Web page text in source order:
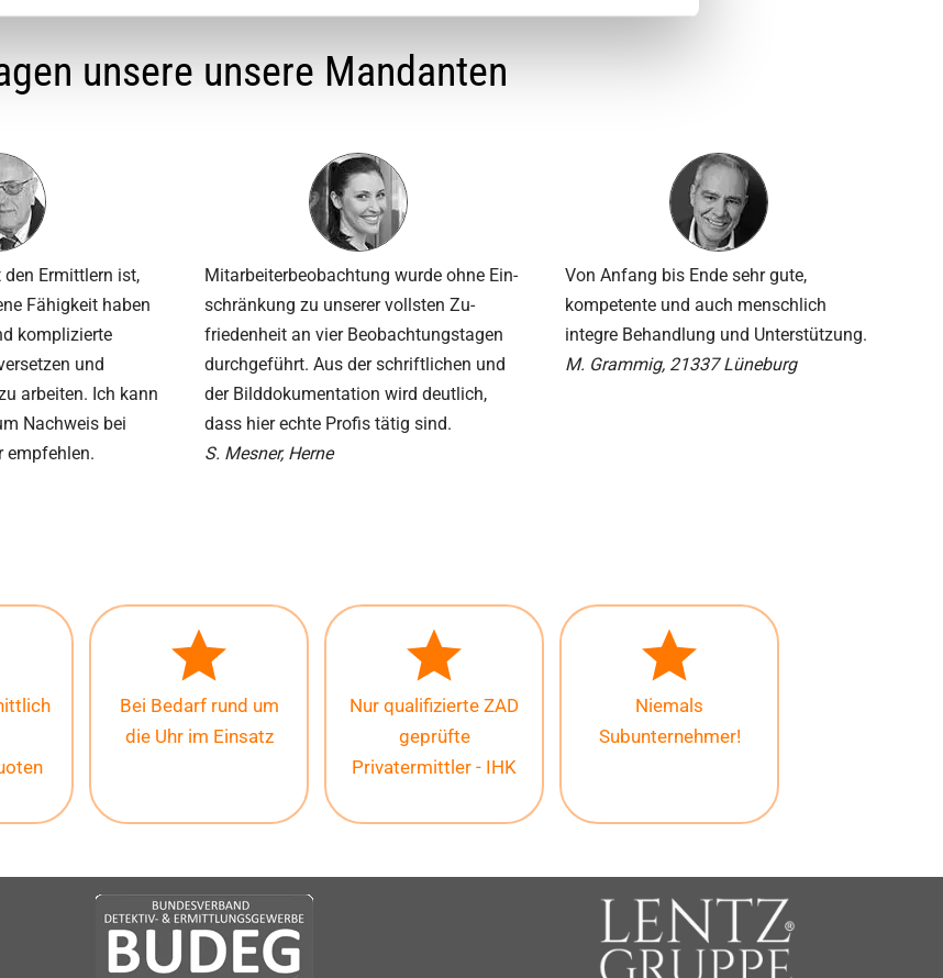
unsere unsere Mandanten
Ermittlern ist,
Fähigkeit haben
komplizierte
und
arbeiten. Ich kann
Nachweis bei
empfehlen.
Mitarbeiter­beobachtung wurde ohne Ein­
schränkung zu unserer vollsten Zu­
frieden­heit an vier Be­obachtungs­tagen
durchgeführt. Aus der schriftlichen und
der Bild­doku­men­tation wird deutlich,
dass hier echte Profis tätig sind.
S. Mesner, Herne
Von Anfang bis Ende sehr gute,
kompetente und auch menschlich
integre Behandlung und Unterstützung.
M. Grammig, 21337 Lüneburg
Bei Bedarf rund um
die Uhr im Einsatz
Nur qualifizierte ZAD
geprüfte
Privatermittler - IHK
Niemals
Subunternehmer!